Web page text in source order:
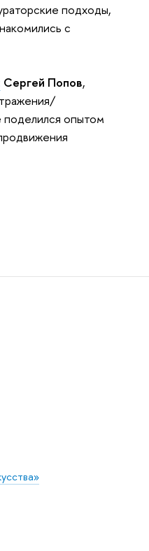
подходы,
с
Сергей Попов,
поделился опытом